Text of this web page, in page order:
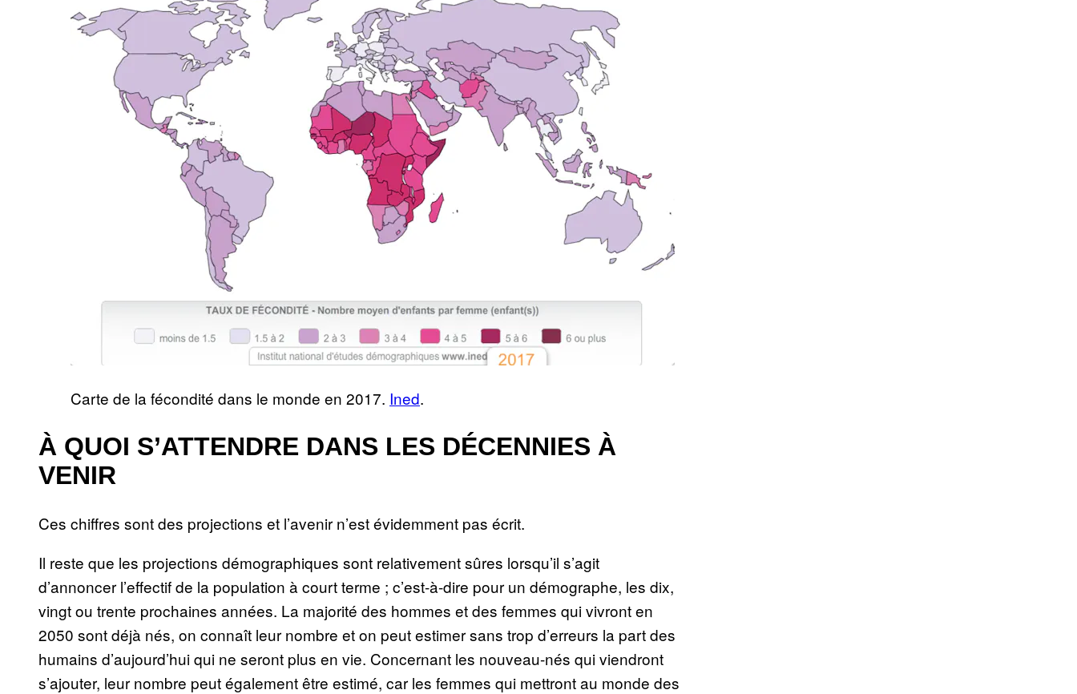
Carte de la fécondité dans le monde en 2017. Ined.
À QUOI S’ATTENDRE DANS LES DÉCENNIES À
VENIR
Ces chiffres sont des projections et l’avenir n’est évidemment pas écrit.
Il reste que les projections démographiques sont relativement sûres lorsqu’il s’agit
d’annoncer l’effectif de la population à court terme ; c’est-à-dire pour un démographe, les dix,
vingt ou trente prochaines années. La majorité des hommes et des femmes qui vivront en
2050 sont déjà nés, on connaît leur nombre et on peut estimer sans trop d’erreurs la part des
humains d’aujourd’hui qui ne seront plus en vie. Concernant les nouveau-nés qui viendront
s’ajouter, leur nombre peut également être estimé, car les femmes qui mettront au monde des